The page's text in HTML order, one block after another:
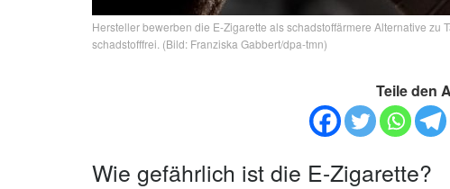
Hersteller bewerben die E-Zigarette als schadstoffärmere Alternative zu
schadstofffrei. (Bild: Franziska Gabbert/dpa-tmn)
Teile den
Wie gefährlich ist die E-Zigarette?